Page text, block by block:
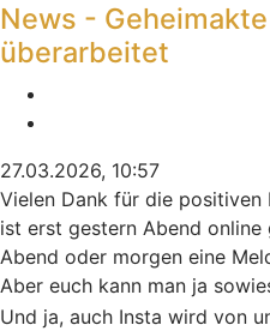
News -
überarbeitet
27.03.2026, 10:57
Vielen Dank für die positiven
ist erst gestern Abend
Abend oder morgen eine
Aber euch kann man ja
Und ja, auch Insta wird von